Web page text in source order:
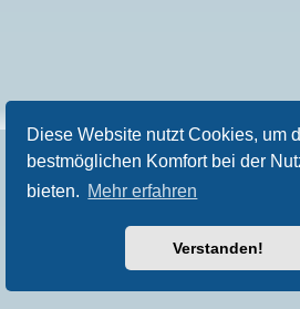
Diese Website nutzt Cookies, um
bestmöglichen Komfort bei der
bieten. Mehr erfahren
Verstanden!